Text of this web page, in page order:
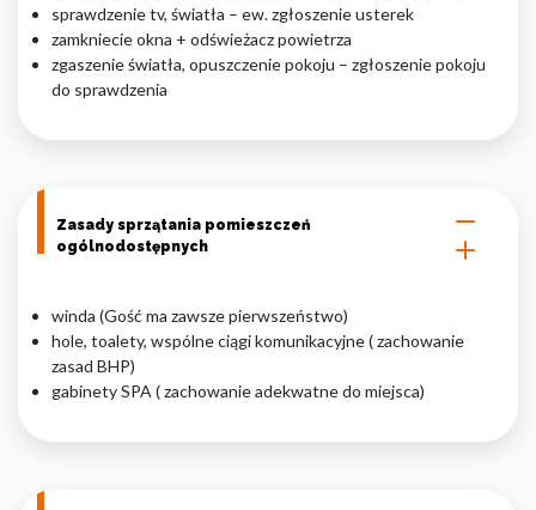
sprawdzenie tv, światła – ew. zgłoszenie usterek
zamkniecie okna + odświeżacz powietrza
zgaszenie światła, opuszczenie pokoju – zgłoszenie pokoju
do sprawdzenia
Zasady sprzątania pomieszczeń
ogólnodostępnych
winda (Gość ma zawsze pierwszeństwo)
hole, toalety, wspólne ciągi komunikacyjne ( zachowanie
zasad BHP)
gabinety SPA ( zachowanie adekwatne do miejsca)